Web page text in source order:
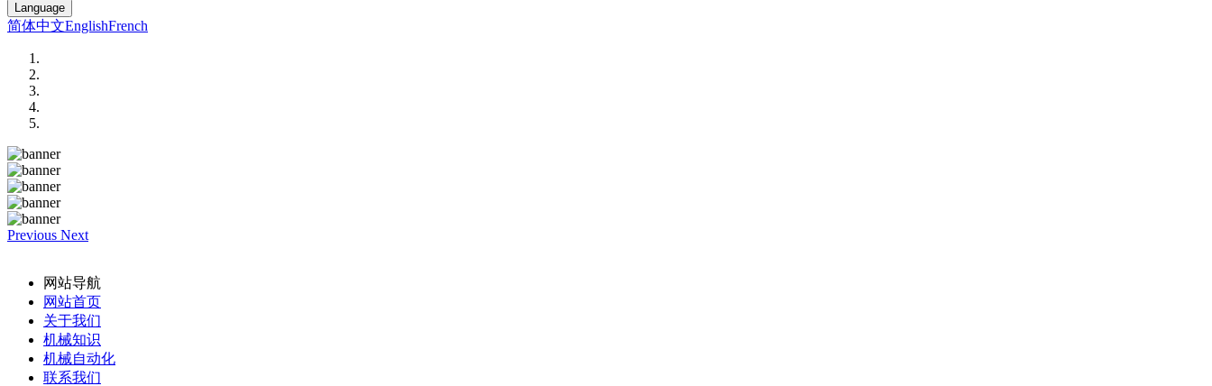
Language
简体中文EnglishFrench
Previous Next
网站导航
网站首页
关于我们
机械知识
机械自动化
联系我们